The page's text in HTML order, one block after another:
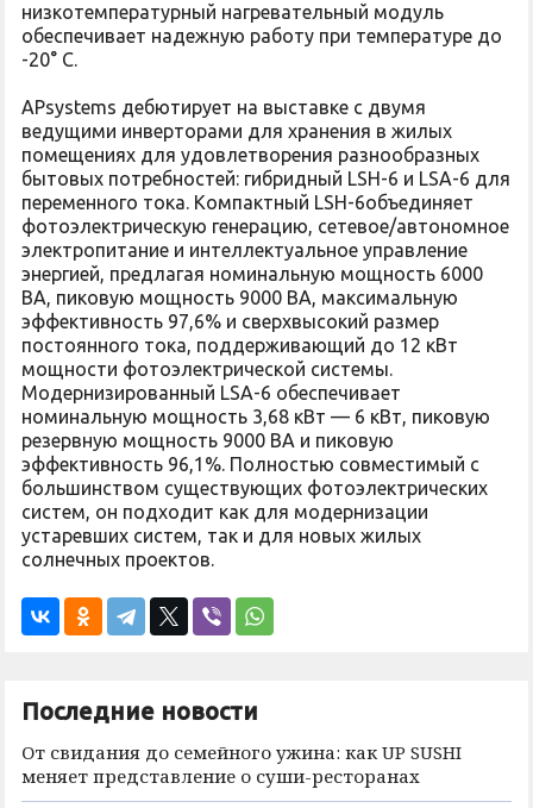
низкотемпературный нагревательный модуль
обеспечивает надежную работу при температуре до
-20° C.
APsystems дебютирует на выставке с двумя
ведущими инверторами для хранения в жилых
помещениях для удовлетворения разнообразных
бытовых потребностей: гибридный LSH-6 и LSA-6 для
переменного тока. Компактный LSH-6объединяет
фотоэлектрическую генерацию, сетевое/автономное
электропитание и интеллектуальное управление
энергией, предлагая номинальную мощность 6000
ВА, пиковую мощность 9000 ВА, максимальную
эффективность 97,6% и сверхвысокий размер
постоянного тока, поддерживающий до 12 кВт
мощности фотоэлектрической системы.
Модернизированный LSA-6 обеспечивает
номинальную мощность 3,68 кВт — 6 кВт, пиковую
резервную мощность 9000 ВА и пиковую
эффективность 96,1%. Полностью совместимый с
большинством существующих фотоэлектрических
систем, он подходит как для модернизации
устаревших систем, так и для новых жилых
солнечных проектов.
Последние новости
От свидания до семейного ужина: как UP SUSHI
меняет представление о суши-ресторанах